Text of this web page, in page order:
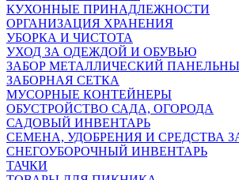
КУХОННЫЕ ПРИНАДЛЕЖНОСТИ
ОРГАНИЗАЦИЯ ХРАНЕНИЯ
УБОРКА И ЧИСТОТА
УХОД ЗА ОДЕЖДОЙ И ОБУВЬЮ
ЗАБОР МЕТАЛЛИЧЕСКИЙ
ЗАБОРНАЯ СЕТКА
МУСОРНЫЕ КОНТЕЙНЕРЫ
ОБУСТРОЙСТВО САДА, ОГОРОДА
САДОВЫЙ ИНВЕНТАРЬ
СЕМЕНА, УДОБРЕНИЯ И СРЕДСТВА
СНЕГОУБОРОЧНЫЙ ИНВЕНТАРЬ
ТАЧКИ